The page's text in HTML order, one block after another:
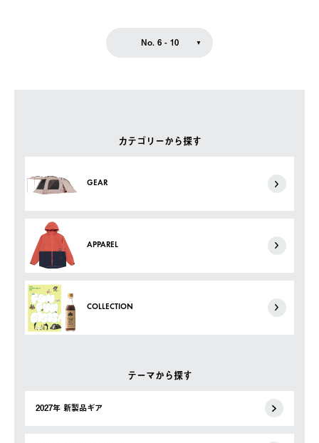
カテゴリーから探す
GEAR
APPAREL
COLLECTION
テーマから探す
2027年 新製品ギア
No. 6 - 10